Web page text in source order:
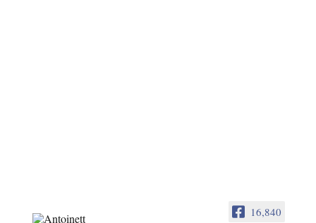
16,840